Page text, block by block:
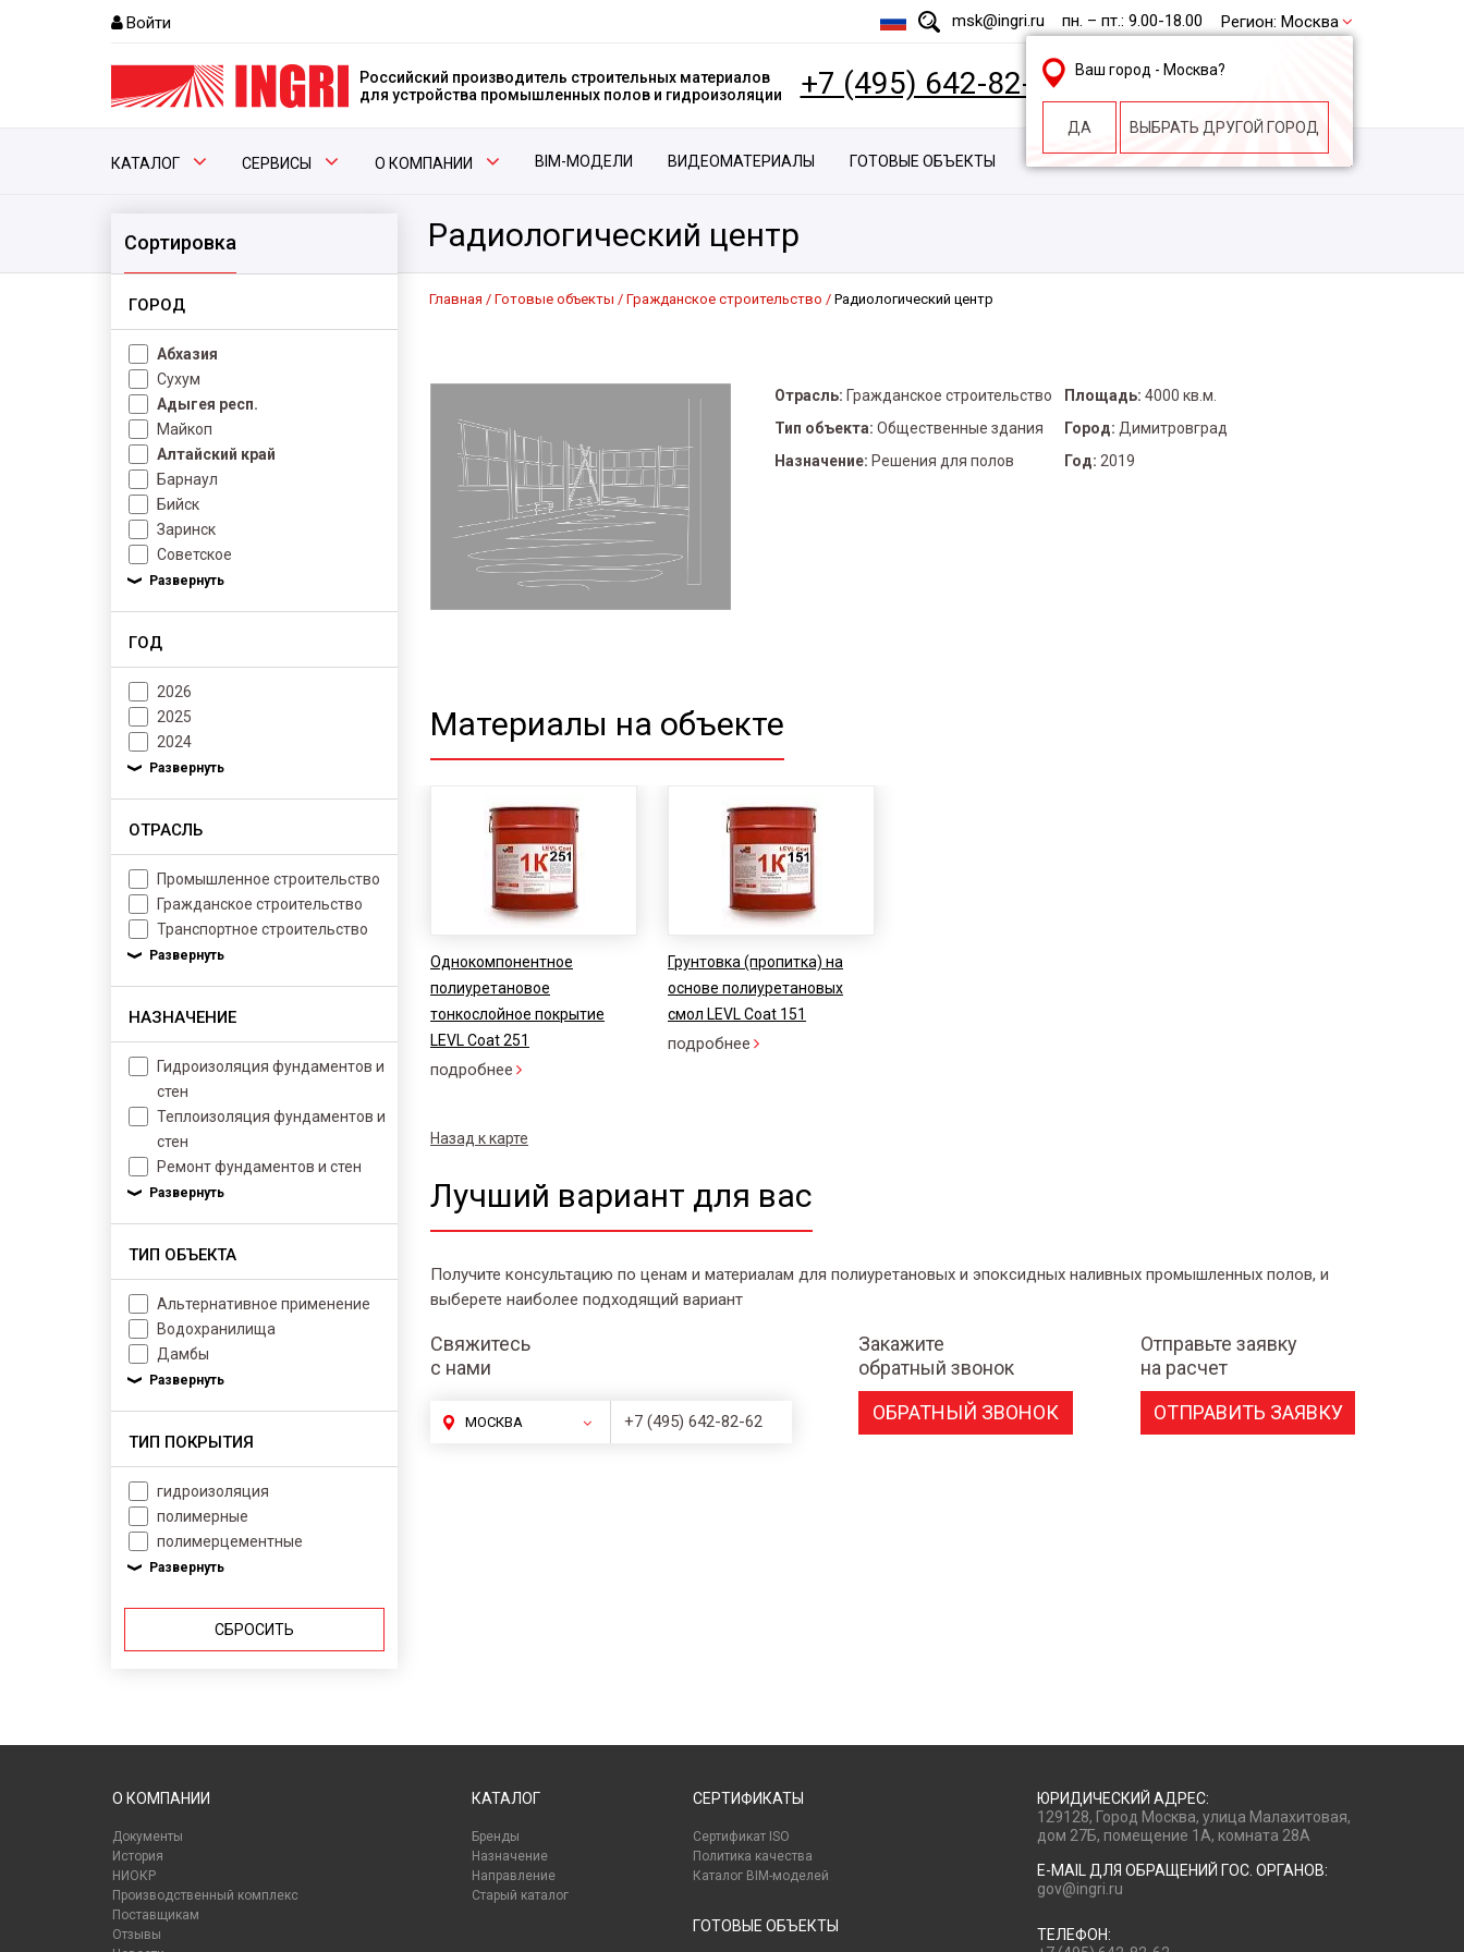
Войти msk@ingri.ru пн. – пт.: 9.00-18.00 Регион: Москва
Ваш город - Москва?
ДА ВЫБРАТЬ ДРУГОЙ ГОРОД
Российский производитель строительных материалов
для устройства промышленных полов и гидроизоляции
+7 (495) 642-82-62
КАТАЛОГ СЕРВИСЫ О КОМПАНИИ BIM-МОДЕЛИ ВИДЕОМАТЕРИАЛЫ ГОТОВЫЕ ОБЪЕКТЫ
Радиологический центр
Сортировка
ГОРОД
Абхазия
Сухум
Адыгея респ.
Майкоп
Алтайский край
Барнаул
Бийск
Заринск
Советское
ГОД
2026
2025
2024
ОТРАСЛЬ
Промышленное строительство
Гражданское строительство
Транспортное строительство
НАЗНАЧЕНИЕ
Гидроизоляция фундаментов и
стен
Теплоизоляция фундаментов и
стен
Ремонт фундаментов и стен
ТИП ОБЪЕКТА
Альтернативное применение
Водохранилища
Дамбы
ТИП ПОКРЫТИЯ
гидроизоляция
полимерные
полимерцементные
СБРОСИТЬ
Главная Готовые объекты Гражданское строительство Радиологический центр
Отрасль: Гражданское строительство Площадь: 4000 кв.м.
Тип объекта: Общественные здания Город: Димитровград
Назначение: Решения для полов Год: 2019
Материалы на объекте
Однокомпонентное
полиуретановое
тонкослойное покрытие
LEVL Coat 251
подробнее
Грунтовка (пропитка) на
основе полиуретановых
смол LEVL Coat 151
подробнее
Назад к карте
Лучший вариант для вас
Получите консультацию по ценам и материалам для полиуретановых и эпоксидных наливных промышленных полов, и
выберете наиболее подходящий вариант
Свяжитесь
с нами
МОСКВА +7 (495) 642-82-62
Закажите
обратный звонок
ОБРАТНЫЙ ЗВОНОК
Отправьте заявку
на расчет
ОТПРАВИТЬ ЗАЯВКУ
О КОМПАНИИ
Документы
История
НИОКР
Производственный комплекс
Поставщикам
Отзывы
КАТАЛОГ
Бренды
Назначение
Направление
Старый каталог
СЕРТИФИКАТЫ
Сертификат ISO
Политика качества
Каталог BIM-моделей
ГОТОВЫЕ ОБЪЕКТЫ
ЮРИДИЧЕСКИЙ АДРЕС:
129128, Город Москва, улица Малахитовая,
дом 27Б, помещение 1А, комната 28А
E-MAIL ДЛЯ ОБРАЩЕНИЙ ГОС. ОРГАНОВ:
gov@ingri.ru
ТЕЛЕФОН: